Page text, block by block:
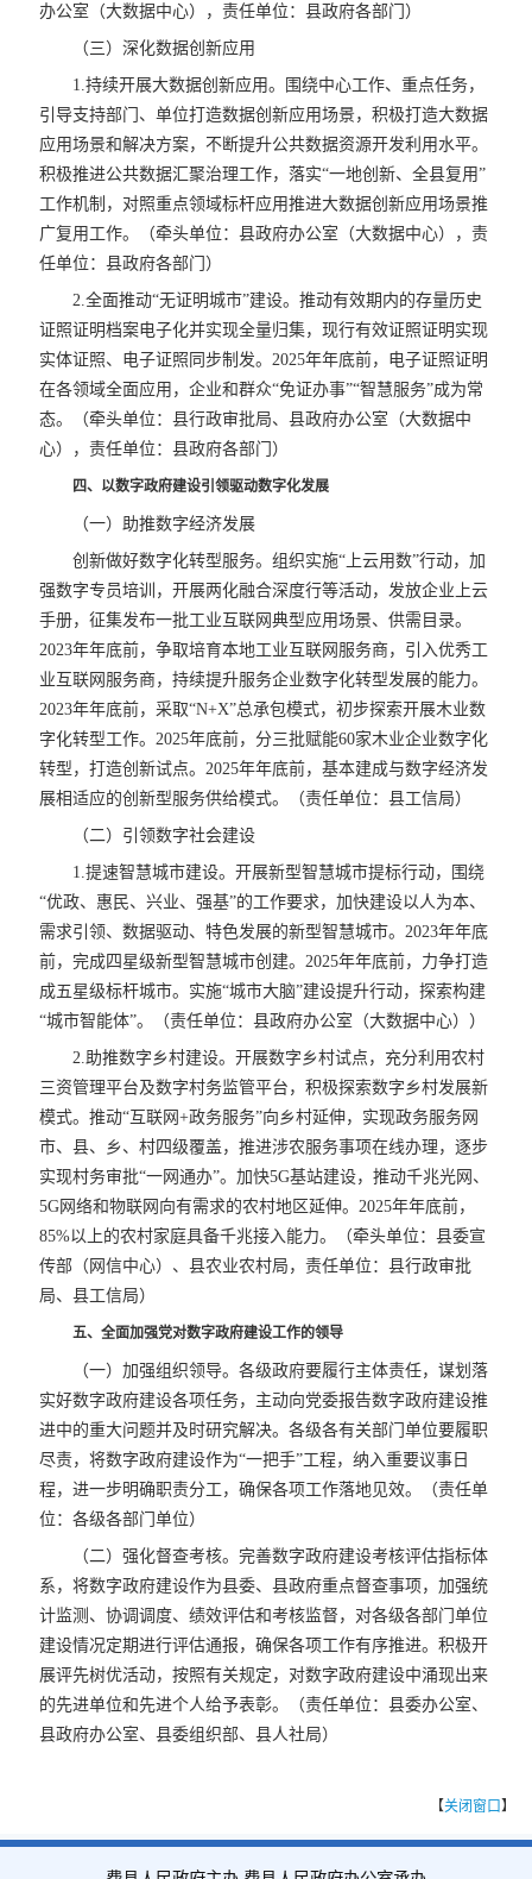
办公室（大数据中心），责任单位：县政府各部门）
（三）深化数据创新应用
1.持续开展大数据创新应用。围绕中心工作、重点任务，
引导支持部门、单位打造数据创新应用场景，积极打造大数据
应用场景和解决方案，不断提升公共数据资源开发利用水平。
积极推进公共数据汇聚治理工作，落实“一地创新、全县复用”
工作机制，对照重点领域标杆应用推进大数据创新应用场景推
广复用工作。（牵头单位：县政府办公室（大数据中心），责
任单位：县政府各部门）
2.全面推动“无证明城市”建设。推动有效期内的存量历史
证照证明档案电子化并实现全量归集，现行有效证照证明实现
实体证照、电子证照同步制发。2025年年底前，电子证照证明
在各领域全面应用，企业和群众“免证办事”“智慧服务”成为常
态。（牵头单位：县行政审批局、县政府办公室（大数据中
心），责任单位：县政府各部门）
四、以数字政府建设引领驱动数字化发展
（一）助推数字经济发展
创新做好数字化转型服务。组织实施“上云用数”行动，加
强数字专员培训，开展两化融合深度行等活动，发放企业上云
手册，征集发布一批工业互联网典型应用场景、供需目录。
2023年年底前，争取培育本地工业互联网服务商，引入优秀工
业互联网服务商，持续提升服务企业数字化转型发展的能力。
2023年年底前，采取“N+X”总承包模式，初步探索开展木业数
字化转型工作。2025年底前，分三批赋能60家木业企业数字化
转型，打造创新试点。2025年年底前，基本建成与数字经济发
展相适应的创新型服务供给模式。（责任单位：县工信局）
（二）引领数字社会建设
1.提速智慧城市建设。开展新型智慧城市提标行动，围绕
“优政、惠民、兴业、强基”的工作要求，加快建设以人为本、
需求引领、数据驱动、特色发展的新型智慧城市。2023年年底
前，完成四星级新型智慧城市创建。2025年年底前，力争打造
成五星级标杆城市。实施“城市大脑”建设提升行动，探索构建
“城市智能体”。（责任单位：县政府办公室（大数据中心））
2.助推数字乡村建设。开展数字乡村试点，充分利用农村
三资管理平台及数字村务监管平台，积极探索数字乡村发展新
模式。推动“互联网+政务服务”向乡村延伸，实现政务服务网
市、县、乡、村四级覆盖，推进涉农服务事项在线办理，逐步
实现村务审批“一网通办”。加快5G基站建设，推动千兆光网、
5G网络和物联网向有需求的农村地区延伸。2025年年底前，
85%以上的农村家庭具备千兆接入能力。（牵头单位：县委宣
传部（网信中心）、县农业农村局，责任单位：县行政审批
局、县工信局）
五、全面加强党对数字政府建设工作的领导
（一）加强组织领导。各级政府要履行主体责任，谋划落
实好数字政府建设各项任务，主动向党委报告数字政府建设推
进中的重大问题并及时研究解决。各级各有关部门单位要履职
尽责，将数字政府建设作为“一把手”工程，纳入重要议事日
程，进一步明确职责分工，确保各项工作落地见效。（责任单
位：各级各部门单位）
（二）强化督查考核。完善数字政府建设考核评估指标体
系，将数字政府建设作为县委、县政府重点督查事项，加强统
计监测、协调调度、绩效评估和考核监督，对各级各部门单位
建设情况定期进行评估通报，确保各项工作有序推进。积极开
展评先树优活动，按照有关规定，对数字政府建设中涌现出来
的先进单位和先进个人给予表彰。（责任单位：县委办公室、
县政府办公室、县委组织部、县人社局）
【关闭窗口】